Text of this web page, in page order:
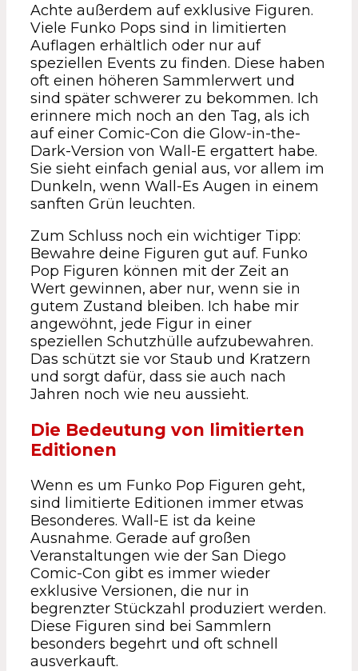
Achte außerdem auf exklusive Figuren.
Viele Funko Pops sind in limitierten
Auflagen erhältlich oder nur auf
speziellen Events zu finden. Diese haben
oft einen höheren Sammlerwert und
sind später schwerer zu bekommen. Ich
erinnere mich noch an den Tag, als ich
auf einer Comic-Con die Glow-in-the-
Dark-Version von Wall-E ergattert habe.
Sie sieht einfach genial aus, vor allem im
Dunkeln, wenn Wall-Es Augen in einem
sanften Grün leuchten.
Zum Schluss noch ein wichtiger Tipp:
Bewahre deine Figuren gut auf. Funko
Pop Figuren können mit der Zeit an
Wert gewinnen, aber nur, wenn sie in
gutem Zustand bleiben. Ich habe mir
angewöhnt, jede Figur in einer
speziellen Schutzhülle aufzubewahren.
Das schützt sie vor Staub und Kratzern
und sorgt dafür, dass sie auch nach
Jahren noch wie neu aussieht.
Die Bedeutung von limitierten
Editionen
Wenn es um Funko Pop Figuren geht,
sind limitierte Editionen immer etwas
Besonderes. Wall-E ist da keine
Ausnahme. Gerade auf großen
Veranstaltungen wie der San Diego
Comic-Con gibt es immer wieder
exklusive Versionen, die nur in
begrenzter Stückzahl produziert werden.
Diese Figuren sind bei Sammlern
besonders begehrt und oft schnell
ausverkauft.